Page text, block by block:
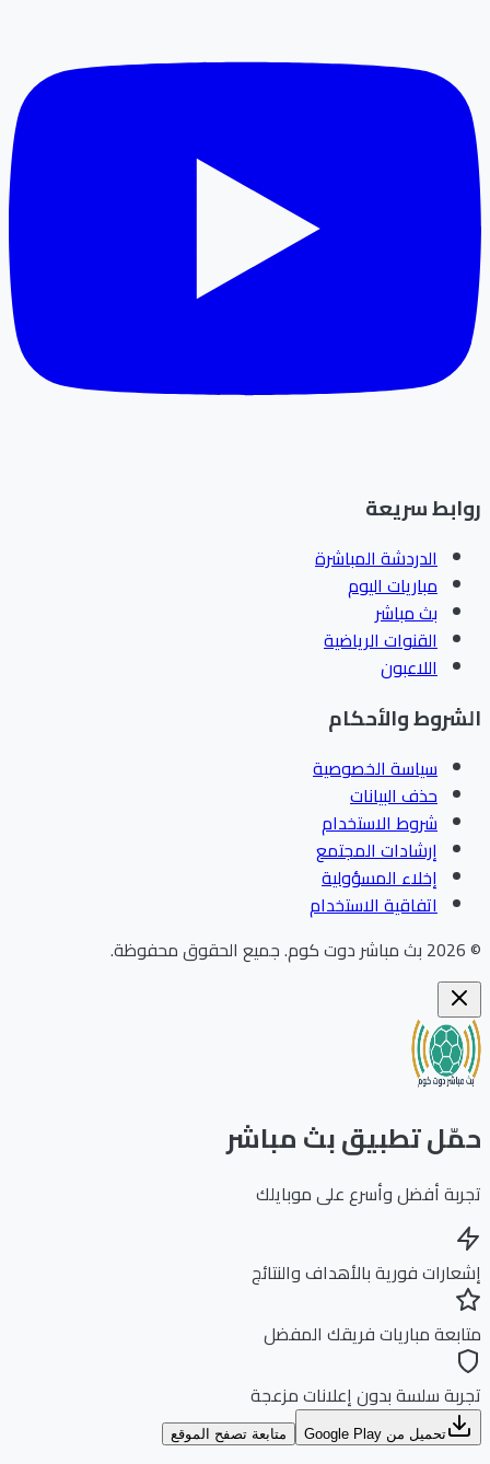
سريعة
الدردشة المباشرة
مباريات اليوم
بث مباشر
القنوات الرياضية
اللاعبون
والأحكام
سياسة الخصوصية
حذف البيانات
شروط الاستخدام
إرشادات المجتمع
إخلاء المسؤولية
اتفاقية الاستخدام
بث مباشر دوت كوم.جميع الحقوق محفوظة.
تطبيق بث مباشر
أفضل وأسرع على موبايلك
فورية بالأهداف والنتائج
مباريات فريقك المفضل
سلسة بدون إعلانات مزعجة
تحميل من Google Play متابعة تصفح الموقع